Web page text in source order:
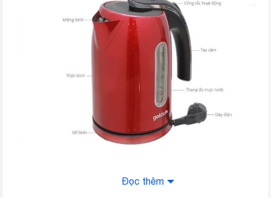
Thiết kế nổi bật, bắt mắt, tiện dụng, dung tích 1.8 lít
Đọc thêm